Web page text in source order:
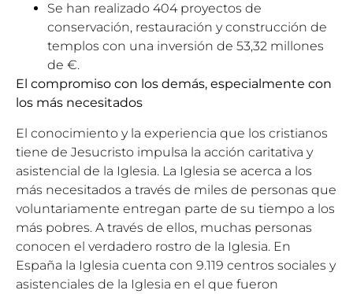
Se han realizado 404 proyectos de
conservación, restauración y construcción de
templos con una inversión de 53,32 millones
de €.
El compromiso con los demás, especialmente con
los más necesitados
El conocimiento y la experiencia que los cristianos
tiene de Jesucristo impulsa la acción caritativa y
asistencial de la Iglesia. La Iglesia se acerca a los
más necesitados a través de miles de personas que
voluntariamente entregan parte de su tiempo a los
más pobres. A través de ellos, muchas personas
conocen el verdadero rostro de la Iglesia. En
España la Iglesia cuenta con 9.119 centros sociales y
asistenciales de la Iglesia en el que fueron